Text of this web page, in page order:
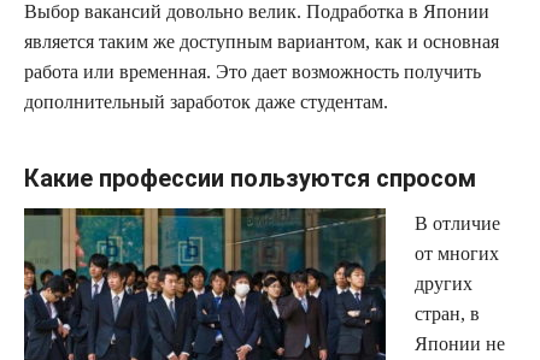
Выбор вакансий довольно велик. Подработка в Японии
является таким же доступным вариантом, как и основная
работа или временная. Это дает возможность получить
дополнительный заработок даже студентам.
Какие профессии пользуются спросом
В отличие
от многих
других
стран, в
Японии не